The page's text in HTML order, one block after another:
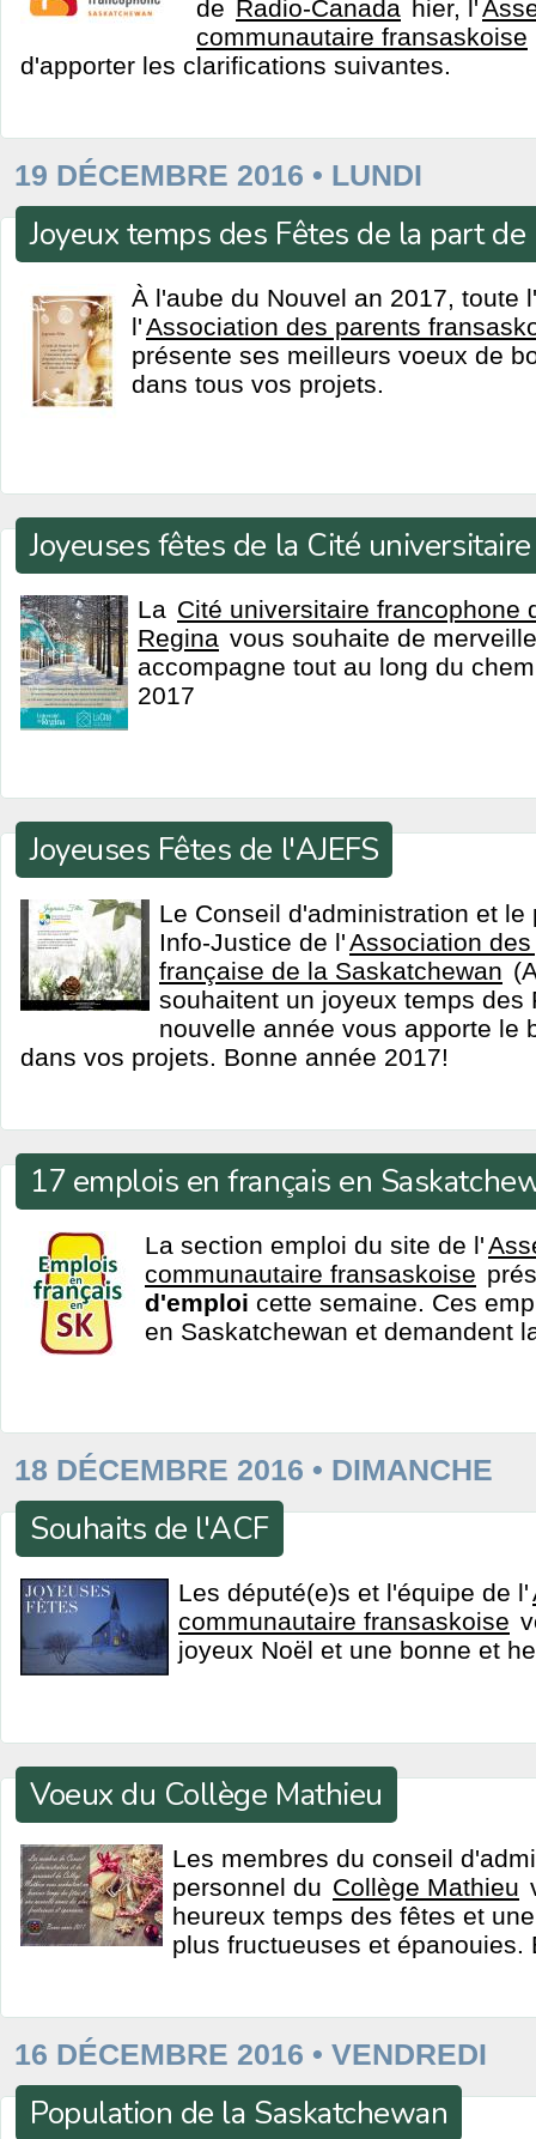
de Radio-Canada hier, l'
communautaire fransaskoise
d'apporter les clarifications suivantes.
19 DÉCEMBRE 2016 • LUNDI
Joyeux temps des Fêtes de la part
À l'aube du Nouvel an 2017, toute
l'Association des parents
présente ses meilleurs voeux de
dans tous vos projets.
Joyeuses fêtes de la Cité universitaire
La Cité universitaire francophone
Regina vous souhaite de
accompagne tout au long du
2017
Joyeuses Fêtes de l'AJEFS
Le Conseil d'administration et le
Info-Justice de l'Association
française de la Saskatchewan
souhaitent un joyeux temps des
nouvelle année vous apporte le
dans vos projets. Bonne année 2017!
17 emplois en français en
La section emploi du site de l'
communautaire fransaskoise
d'emploi cette semaine. Ces
en Saskatchewan et demandent
18 DÉCEMBRE 2016 • DIMANCHE
Souhaits de l'ACF
Les député(e)s et l'équipe de l'
communautaire fransaskoise
joyeux Noël et une bonne et
Voeux du Collège Mathieu
Les membres du conseil
personnel du Collège Mathieu
heureux temps des fêtes et
plus fructueuses et épanouies.
16 DÉCEMBRE 2016 • VENDREDI
Population de la Saskatchewan